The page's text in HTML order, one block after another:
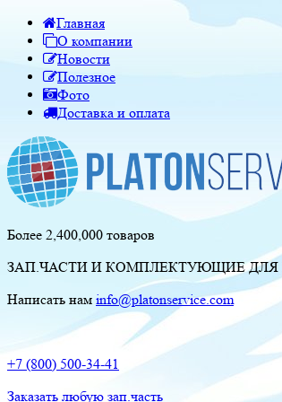
Главная
О компании
Новости
Полезное
Фото
Доставка и оплата
Более 2,400,000 товаров
ЗАП.ЧАСТИ И КОМПЛЕКТУЮЩИЕ ДЛЯ
Написать нам info@platonservice.com
+7 (800) 500-34-41
Заказать любую зап.часть